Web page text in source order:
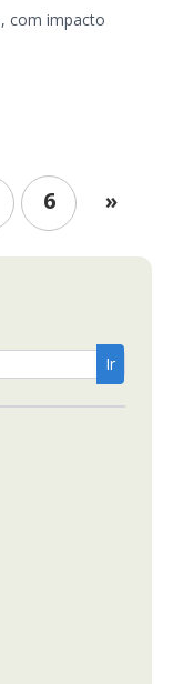
com impacto
6 »